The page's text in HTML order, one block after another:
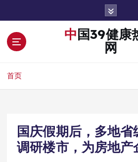
中国39健康热线
网
首页
国庆假期后，多地省
调研楼市，为房地产